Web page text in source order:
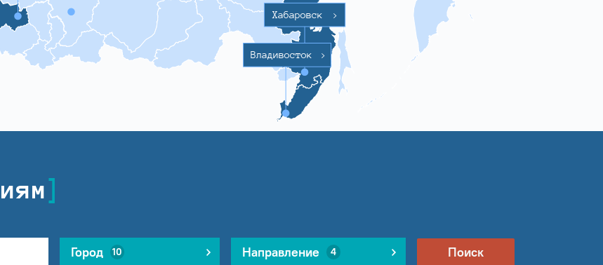
Хабаровск >
Владивосток >
Город 10 Направление 4 Поиск